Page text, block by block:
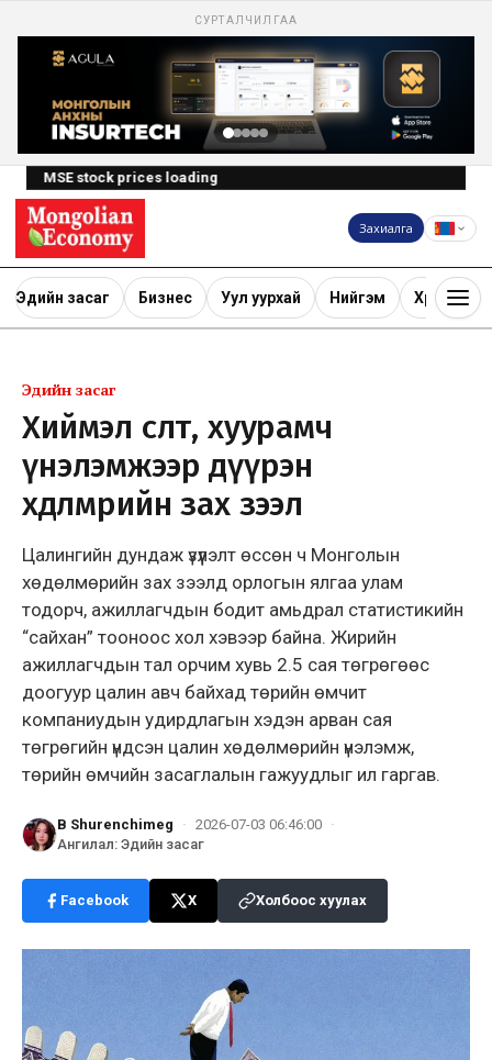
СУРТАЛЧИЛГАА
MSE stock prices loading
Захиалга
Эдийн засаг Бизнес Уул уурхай Нийгэм Хөрөнгө
Эдийн засаг
Хиймэл өсөлт, хуурамч
үнэлэмжээр дүүрэн
хөдөлмөрийн зах зээл
Цалингийн дундаж үзүүлэлт өссөн ч Монголын
хөдөлмөрийн зах зээлд орлогын ялгаа улам
тодорч, ажиллагчдын бодит амьдрал статистикийн
“сайхан” тооноос хол хэвээр байна. Жирийн
ажиллагчдын тал орчим хувь 2.5 сая төгрөгөөс
доогуур цалин авч байхад төрийн өмчит
компаниудын удирдлагын хэдэн арван сая
төгрөгийн үндсэн цалин хөдөлмөрийн үнэлэмж,
төрийн өмчийн засаглалын гажуудлыг ил гаргав.
B Shurenchimeg · 2026-07-03 06:46:00 ·
Ангилал: Эдийн засаг
Facebook X Холбоос хуулах